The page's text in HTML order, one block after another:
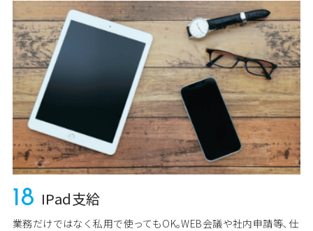
18 IPad支給
業務だけではなく私用で使ってもOK｡WEB会議や社内申請等､仕